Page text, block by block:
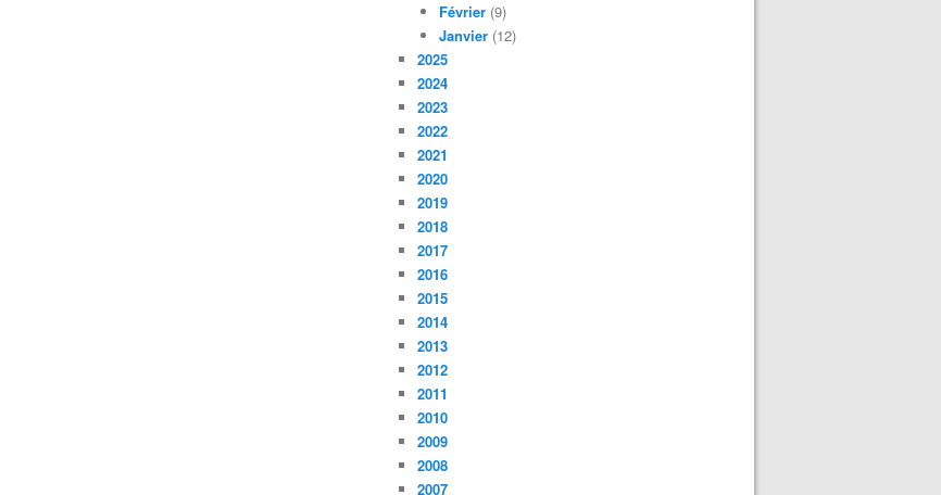
Février (9)
Janvier (12)
2025
2024
2023
2022
2021
2020
2019
2018
2017
2016
2015
2014
2013
2012
2011
2010
2009
2008
2007